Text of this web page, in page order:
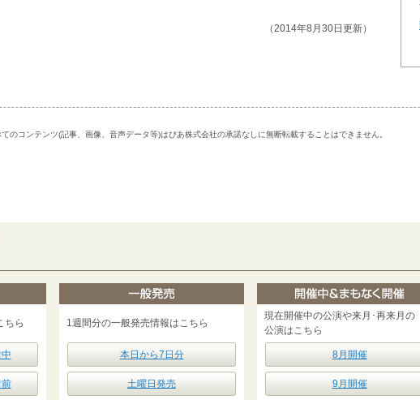
（2014年8月30日更新）
のコンテンツ(記事、画像、音声データ等)はぴあ株式会社の承諾なしに無断転載することはできません。
ちら 1週間分の一般発売情報はこちら
本日から7日分
土曜日発売
現在開催中の公演や来月･再来月の
公演はこちら
8月開催
9月開催